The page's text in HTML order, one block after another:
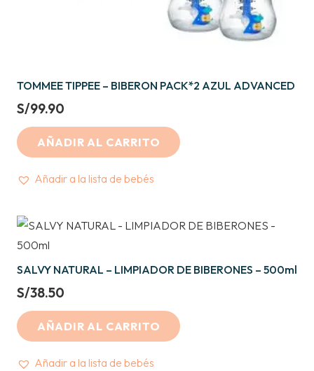
TOMMEE TIPPEE – BIBERON PACK*2 AZUL ADVANCED
S/99.90
AÑADIR AL CARRITO
Añadir a la lista de bebés
SALVY NATURAL – LIMPIADOR DE BIBERONES – 500ml
S/38.50
AÑADIR AL CARRITO
Añadir a la lista de bebés